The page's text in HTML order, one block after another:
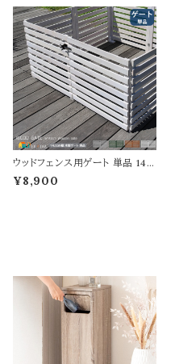
ガーデニング 境界線 間仕切り
庭のフェンス 差し込み式 スティ
ックフェンス 目隠し モダン 花壇
のフェンス 3枚組
ウッドフェンス用ゲート 単品 142
cm幅 ボーダーフェンス用 フェン
ス用ゲートセット ライトブラウン
¥8,900